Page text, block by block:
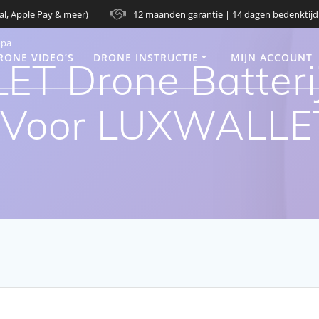
Apple Pay & meer) 12 maanden garantie | 14 dagen bedenktijd
VIDEO’S DRONE INSTRUCTIE MIJN ACCOUNT
Drone